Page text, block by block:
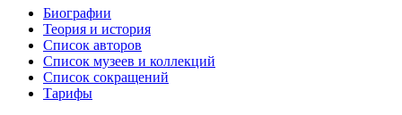
Биографии
Теория и история
Список авторов
Список музеев и коллекций
Список сокращений
Тарифы